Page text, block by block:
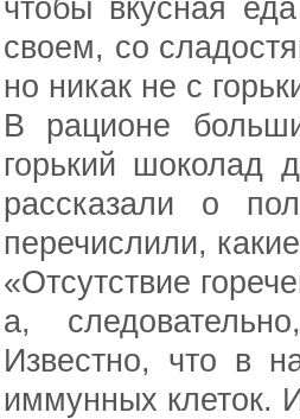
чтобы вкусная
своем, со
но никак не с
В рационе
горький шоколад
рассказали о
перечислили,
«Отсутствие
а,
Известно, что в
иммунных клеток.